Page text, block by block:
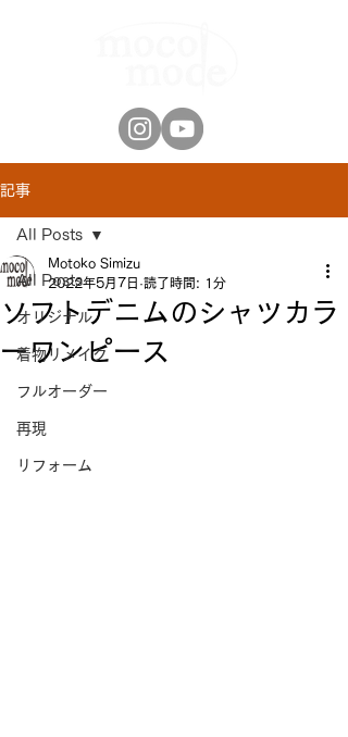
記事
All Posts
オリジナル
着物リメイク
フルオーダー
再現
リフォーム
All Posts
ソフトデニムのシャツカラ
ーワンピース
Motoko Simizu
2022年5月7日 読了時間: 1分